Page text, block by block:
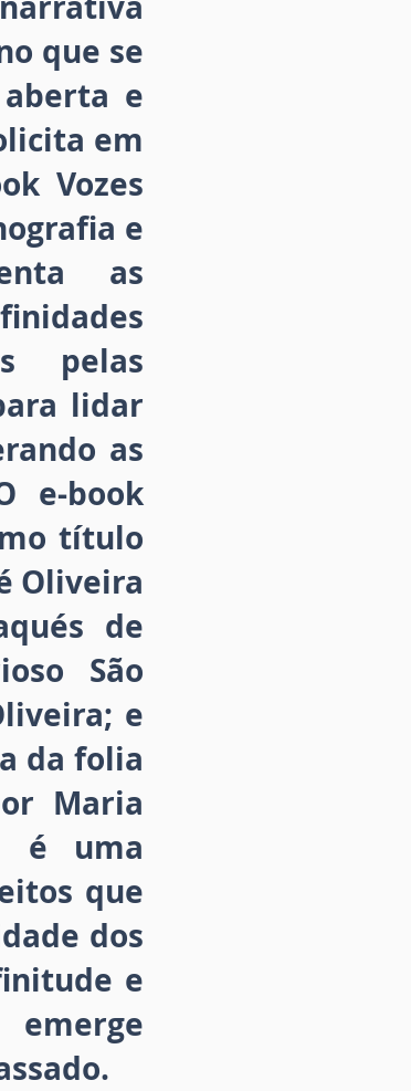
que se
e
em
Vozes
e
as
pelas
lidar
as
e-book
título
Oliveira
de
São
e
da folia
Maria
é uma
que
dos
e